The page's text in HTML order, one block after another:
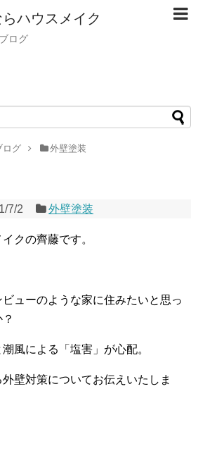
ハウスメイク
ログ
ログ 外壁塗装
7/2 外壁塗装
クの齊藤です。
ューのような家に住みたいと思っ
風による「塩害」が心配。
壁対策についてお伝えいたしま